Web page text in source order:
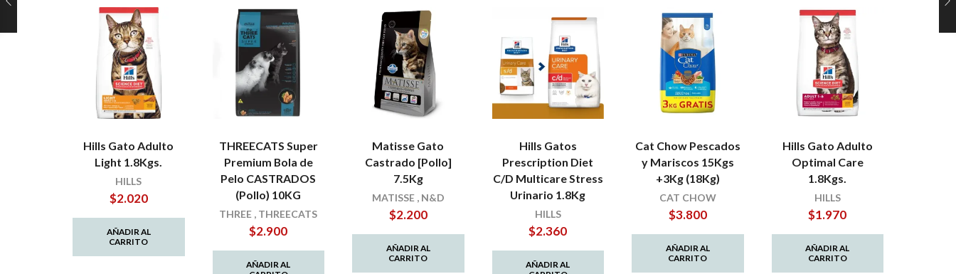
Hills Gato Adulto
Light 1.8Kgs.
HILLS
$2.020
AÑADIR AL
CARRITO
THREECATS Super
Premium Bola de
Pelo CASTRADOS
(Pollo) 10KG
THREE , THREECATS
$2.900
AÑADIR AL
Matisse Gato
Castrado [Pollo]
7.5Kg
MATISSE, N&D
$2.200
AÑADIR AL
CARRITO
Hills Gatos
Prescription Diet
C/D Multicare Stress
Urinario 1.8Kg
HILLS
$2.360
AÑADIR AL
Cat Chow Pescados
y Mariscos 15Kgs
+3Kg (18Kg)
CAT CHOW
$3.800
AÑADIR AL
CARRITO
Hills Gato Adulto
Optimal Care
1.8Kgs.
HILLS
$1.970
AÑADIR AL
CARRITO